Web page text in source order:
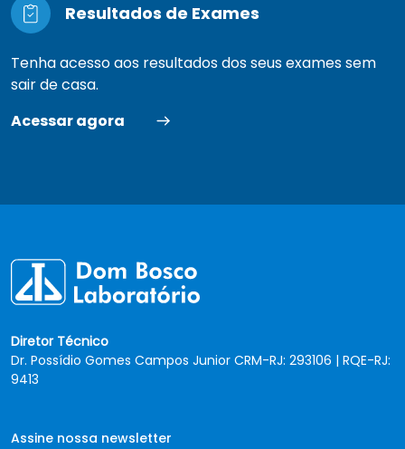
Resultados de Exames
Tenha acesso aos resultados dos seus exames sem
sair de casa.
Acessar agora
Diretor Técnico
Dr. Possídio Gomes Campos Junior CRM-RJ: 293106 | RQE-RJ:
9413
Assine nossa newsletter